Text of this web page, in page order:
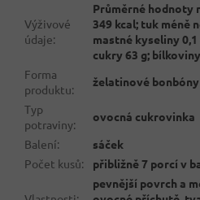
Výživové
údaje:
Průměrné hodnoty
349 kcal; tuk méně
mastné kyseliny
cukry 63 g;
Forma
produktu:
želatinové bonbóny
Typ
potraviny:
ovocná cukrovinka
Balení:
sáček
Počet kusů: přibližně 7 porcí v
pevnější povrch a